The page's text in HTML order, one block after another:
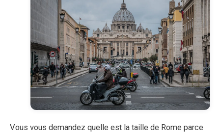
Vous vous demandez quelle est la taille de Rome parce